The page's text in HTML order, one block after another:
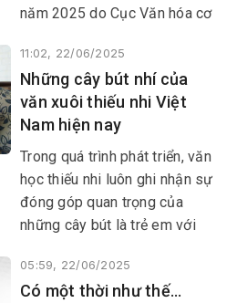
năm 2025 do Cục Văn hóa cơ
VHTT&DL) phối hợp với Sở
VHTT&DL tỉnh Thanh Hóa tổ
chức, diễn ra từ ngày 8-10/7
tại tỉnh Thanh Hóa.
11:02, 22/06/2025
Những cây bút nhí của
văn xuôi thiếu nhi Việt
Nam hiện nay
​​​​​​​Trong quá trình phát triển, văn
học thiếu nhi luôn ghi nhận sự
đóng góp quan trọng của
những cây bút là trẻ em với
dấu ấn của lứa tuổi, làm cho
đời sống văn học thiếu nhi
05:59, 22/06/2025
Có một thời như thế…